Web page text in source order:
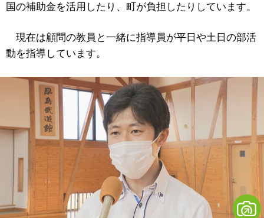
国の補助金を活用したり、町が負担したりしています。
現在は顧問の教員と一緒に指導員が平日や土日の部活
動を指導しています。